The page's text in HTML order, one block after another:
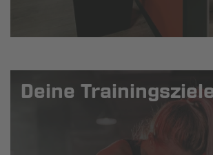
Deine Trainingsziele